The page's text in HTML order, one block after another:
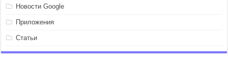
Новости Google
Приложения
Статьи